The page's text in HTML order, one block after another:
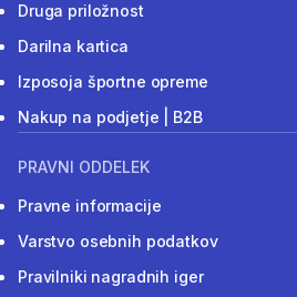
Druga priložnost
Darilna kartica
Izposoja športne opreme
Nakup na podjetje | B2B
PRAVNI ODDELEK
Pravne informacije
Varstvo osebnih podatkov
Pravilniki nagradnih iger